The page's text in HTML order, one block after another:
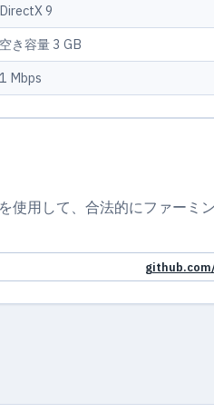
DirectX 9
空き容量 3 GB
1 Mbps
使用して、合法的にファーミ